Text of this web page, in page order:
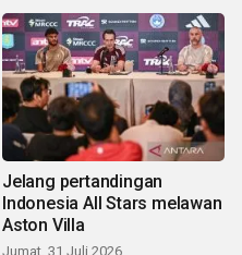
Jelang pertandingan
Indonesia All Stars melawan
Aston Villa
Jumat, 31 Juli 2026